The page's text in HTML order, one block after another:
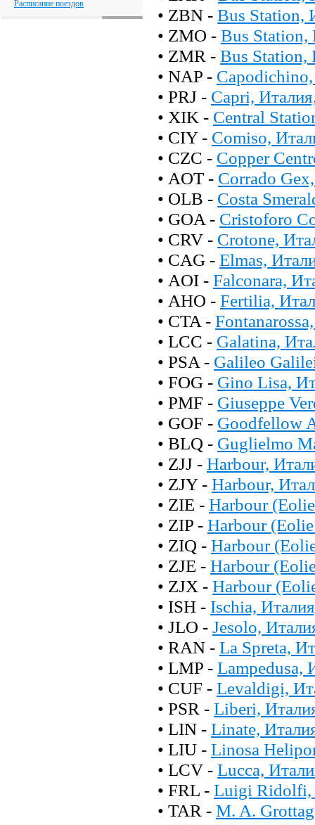
Расписание поездов
• ZBN - Bus Station,
• ZMO - Bus Station,
• ZMR - Bus Station,
• NAP -
• PRJ - Capri,
• XIK - Central
• CIY - Comiso,
• CZC - Copper
• AOT - Corrado
• OLB - Costa
• GOA - Cristoforo
• CRV - Crotone,
• CAG - Elmas,
• AOI - Falconara,
• AHO - Fertilia,
• CTA -
• LCC - Galatina,
• PSA - Galileo
• FOG - Gino Lisa,
• PMF - Giuseppe
• GOF - Goodfellow
• BLQ - Guglielmo
• ZJJ - Harbour,
• ZJY - Harbour,
• ZIE - Harbour
• ZIP - Harbour
• ZIQ - Harbour
• ZJE - Harbour
• ZJX - Harbour
• ISH - Ischia,
• JLO - Jesolo,
• RAN - La Spreta,
• LMP - Lampedusa,
• CUF - Levaldigi,
• PSR - Liberi,
• LIN - Linate,
• LIU - Linosa
• LCV - Lucca,
• FRL - Luigi Ridolfi,
• TAR - M. A.